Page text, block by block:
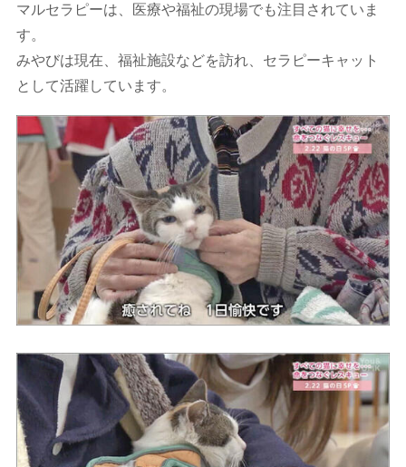
マルセラピーは、医療や福祉の現場でも注目されていま
す。
みやびは現在、福祉施設などを訪れ、セラピーキャット
として活躍しています。